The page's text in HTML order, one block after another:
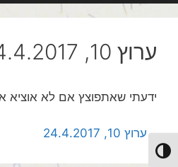
מתג ניגודיות גבוהה
ערוץ 10, 24.4.2017
ידעתי שאתפוצץ אם לא אוציא
ערוץ 10, 24.4.2017